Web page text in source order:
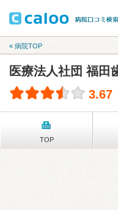
« 病院TOP
医療法人社団 福田
3.67
TOP